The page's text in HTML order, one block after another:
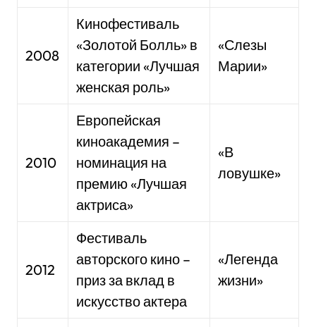
2008
Кинофестиваль
«Золотой Болль» в
категории «Лучшая
женская роль»
«Слезы
Марии»
2010
Европейская
киноакадемия –
номинация на
премию «Лучшая
актриса»
«В
ловушке»
2012
Фестиваль
авторского кино –
приз за вклад в
искусство актера
«Легенда
жизни»